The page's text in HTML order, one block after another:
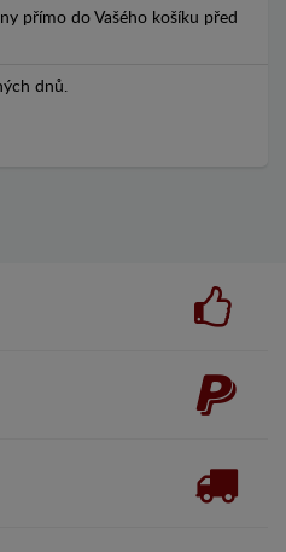
přímo do Vašého košíku před
dnů.